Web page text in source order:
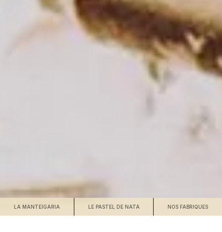
LA MANTEIGARIA LE PASTEL DE NATA NOS FABRIQUES